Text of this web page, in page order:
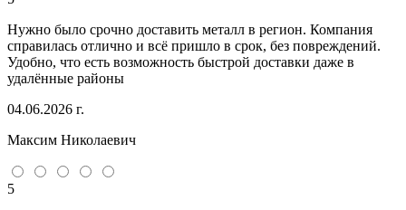
Нужно было срочно доставить металл в регион. Компания
справилась отлично и всё пришло в срок, без повреждений.
Удобно, что есть возможность быстрой доставки даже в
удалённые районы
04.06.2026 г.
Максим Николаевич
5